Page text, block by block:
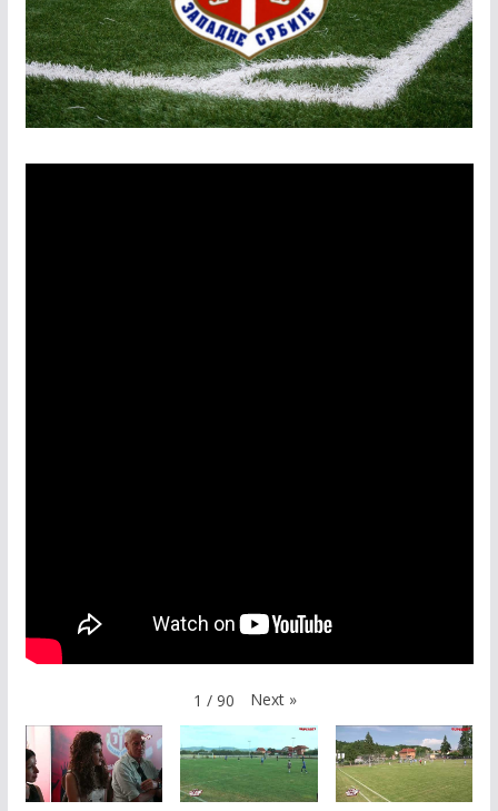
1 / 90 Next »